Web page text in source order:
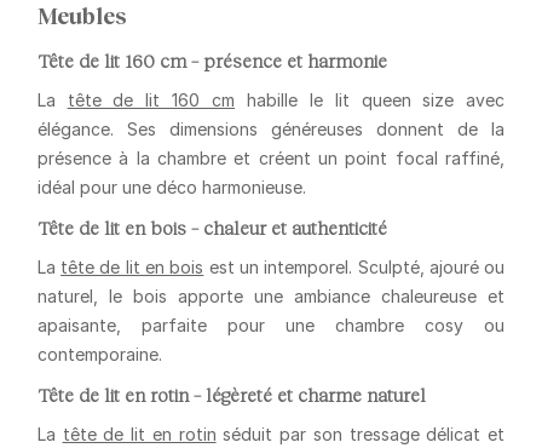
Meubles
Tête de lit 160 cm – présence et harmonie
La tête de lit 160 cm habille le lit queen size avec
élégance. Ses dimensions généreuses donnent de la
présence à la chambre et créent un point focal raffiné,
idéal pour une déco harmonieuse.
Tête de lit en bois – chaleur et authenticité
La tête de lit en bois est un intemporel. Sculpté, ajouré ou
naturel, le bois apporte une ambiance chaleureuse et
apaisante, parfaite pour une chambre cosy ou
contemporaine.
Tête de lit en rotin – légèreté et charme naturel
La tête de lit en rotin séduit par son tressage délicat et